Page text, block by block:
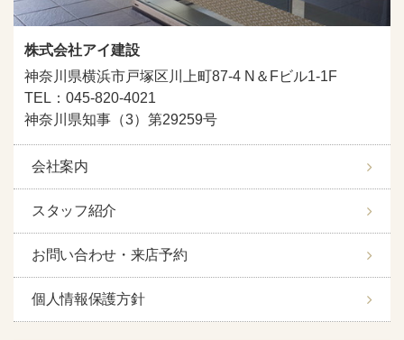
株式会社アイ建設
神奈川県横浜市戸塚区川上町87-4 N＆Fビル1-1F
TEL：045-820-4021
神奈川県知事（3）第29259号
会社案内
スタッフ紹介
お問い合わせ・来店予約
個人情報保護方針